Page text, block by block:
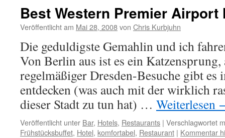
Best Western Premier Airport
Veröffentlicht am Mai 28, 2008von Chris Kurbjuhn
Die geduldigste Gemahlin und ich
Von Berlin aus ist es ein Katzensprung,
regelmäßiger Dresden-Besuche gibt es
entdecken (was auch mit der wirklich
dieser Stadt zu tun hat) … Weiterlesen
Veröffentlicht unter Bar, Hotels, Restaurants | Verschlagwortet
Frühstücksbuffet, Hotel, komfortabel, Restaurant | Kommentar